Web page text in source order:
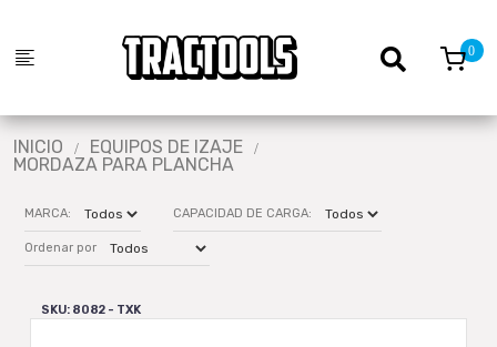
INICIO
EQUIPOS DE IZAJE
MORDAZA PARA PLANCHA
MARCA: CAPACIDAD DE CARGA:
Ordenar por
SKU: 8082 - TXK